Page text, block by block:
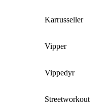
Karrusseller
Vipper
Vippedyr
Streetworkout